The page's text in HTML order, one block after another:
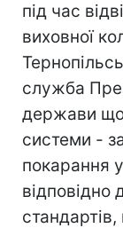
під час
виховної
служба
держави
системи -
покарання
відповідно